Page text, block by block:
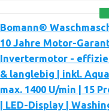
Bomann®
10 Jahre Motor-
Invertermotor -
& langlebig | inkl.
max. 1400 U/min | 15
| LED-Display |